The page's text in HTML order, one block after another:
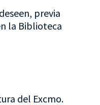
previa
la Biblioteca
del Excmo.